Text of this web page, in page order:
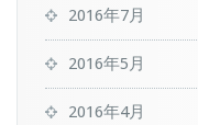
2016年7月
2016年5月
2016年4月